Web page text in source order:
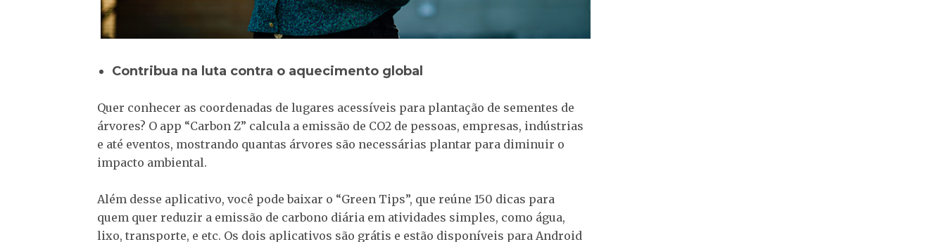
Contribua na luta contra o aquecimento global
Quer conhecer as coordenadas de lugares acessíveis para plantação de sementes de
árvores? O app “Carbon Z” calcula a emissão de CO2 de pessoas, empresas, indústrias
e até eventos, mostrando quantas árvores são necessárias plantar para diminuir o
impacto ambiental.
Além desse aplicativo, você pode baixar o “Green Tips”, que reúne 150 dicas para
quem quer reduzir a emissão de carbono diária em atividades simples, como água,
lixo, transporte, e etc. Os dois aplicativos são grátis e estão disponíveis para Android